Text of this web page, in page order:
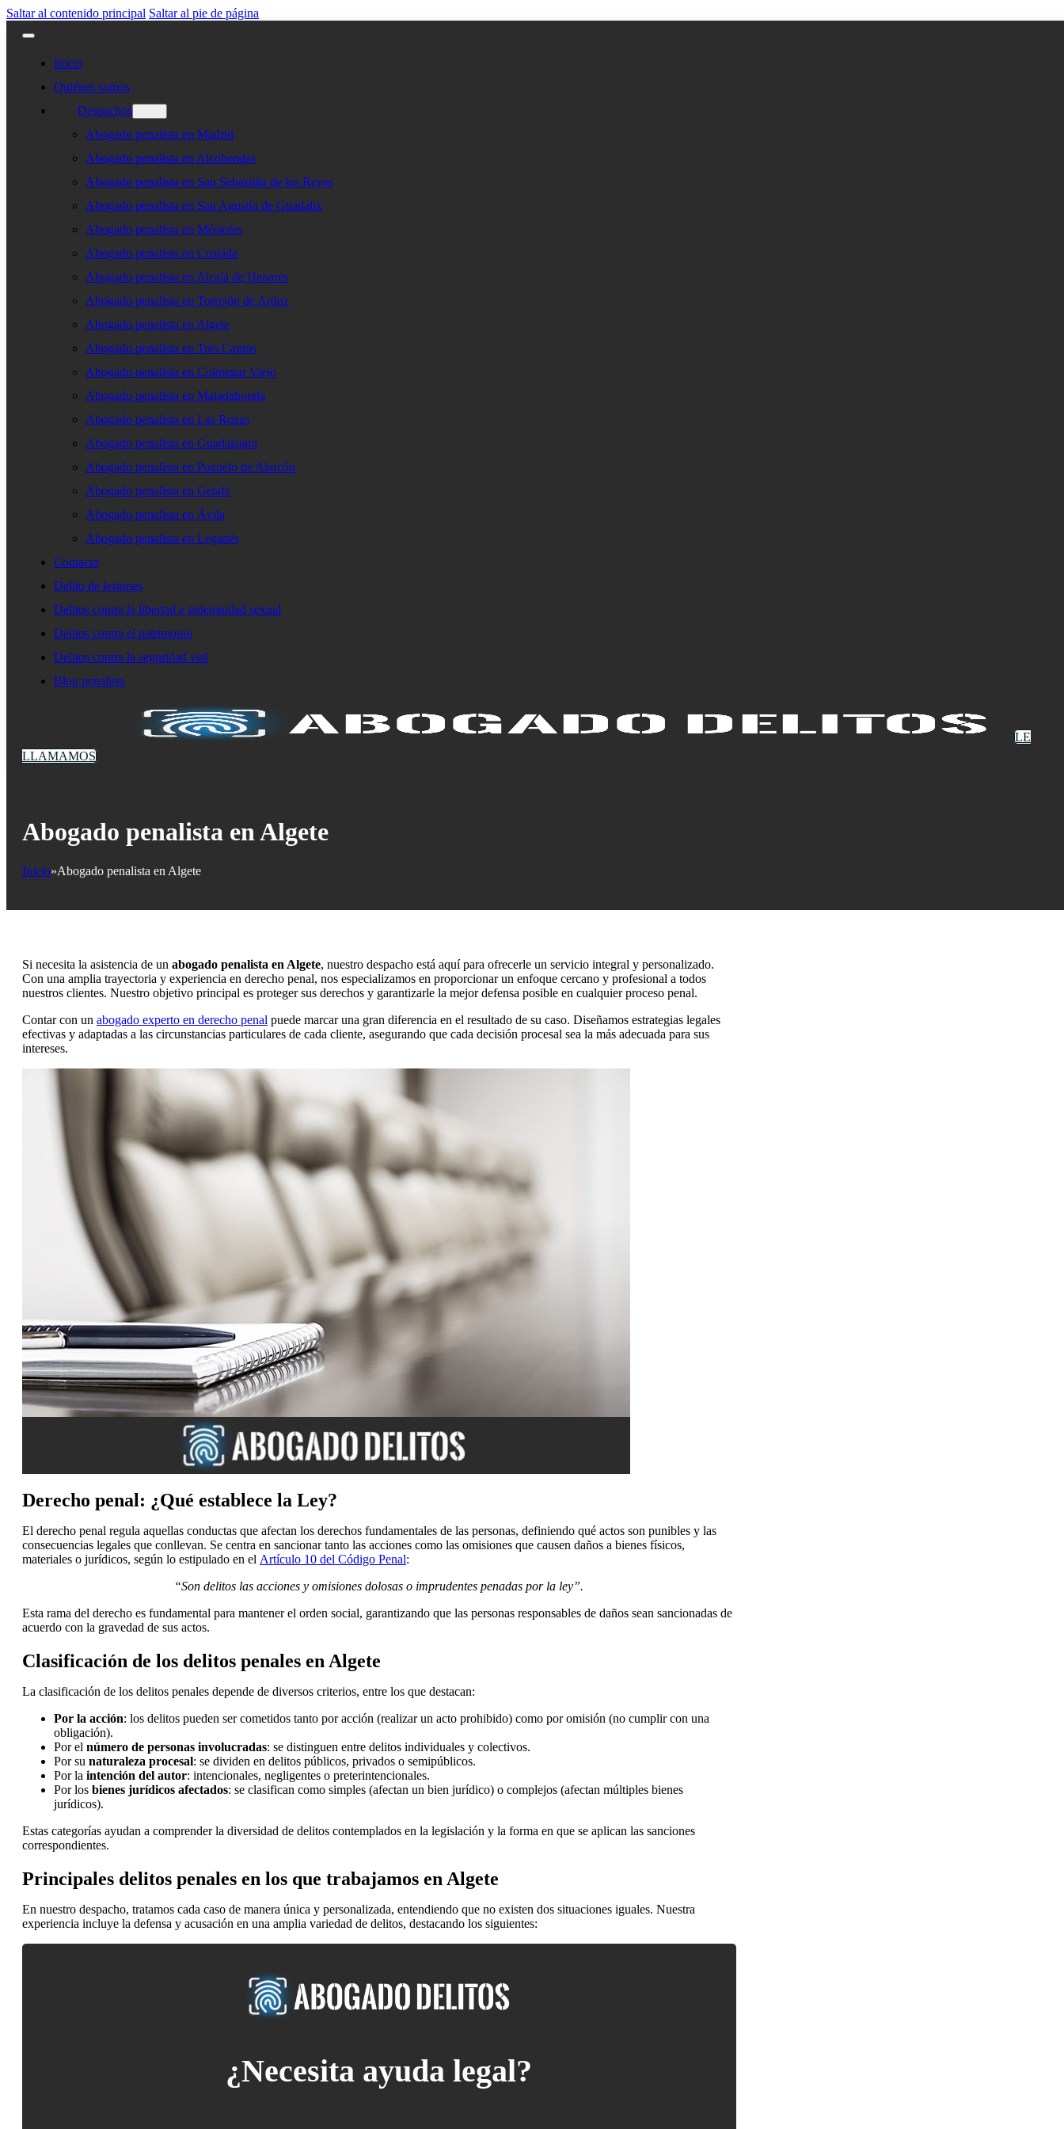
Saltar al contenido principal Saltar al pie de página
Inicio
Quiénes somos
Despachos
Abogado penalista en Madrid
Abogado penalista en Alcobendas
Abogado penalista en San Sebastián de los Reyes
Abogado penalista en San Agustín de Guadalix
Abogado penalista en Móstoles
Abogado penalista en Coslada
Abogado penalista en Alcalá de Henares
Abogado penalista en Torrejón de Ardoz
Abogado penalista en Algete
Abogado penalista en Tres Cantos
Abogado penalista en Colmenar Viejo
Abogado penalista en Majadahonda
Abogado penalista en Las Rozas
Abogado penalista en Guadalajara
Abogado penalista en Pozuelo de Alarcón
Abogado penalista en Getafe
Abogado penalista en Ávila
Abogado penalista en Leganés
Contacto
Delito de lesiones
Delitos contra la libertad e indemnidad sexual
Delitos contra el patrimonio
Delitos contra la seguridad vial
Blog penalista
LE
LLAMAMOS
Abogado penalista en Algete
Inicio Abogado penalista en Algete
Si necesita la asistencia de un abogado penalista en Algete, nuestro despacho está aquí para ofrecerle un servicio integral y personalizado.
Con una amplia trayectoria y experiencia en derecho penal, nos especializamos en proporcionar un enfoque cercano y profesional a todos
nuestros clientes. Nuestro objetivo principal es proteger sus derechos y garantizarle la mejor defensa posible en cualquier proceso penal.
Contar con un abogado experto en derecho penal puede marcar una gran diferencia en el resultado de su caso. Diseñamos estrategias legales
efectivas y adaptadas a las circunstancias particulares de cada cliente, asegurando que cada decisión procesal sea la más adecuada para sus
intereses.
Derecho penal: ¿Qué establece la Ley?
El derecho penal regula aquellas conductas que afectan los derechos fundamentales de las personas, definiendo qué actos son punibles y las
consecuencias legales que conllevan. Se centra en sancionar tanto las acciones como las omisiones que causen daños a bienes físicos,
materiales o jurídicos, según lo estipulado en el Artículo 10 del Código Penal:
“Son delitos las acciones y omisiones dolosas o imprudentes penadas por la ley”.
Esta rama del derecho es fundamental para mantener el orden social, garantizando que las personas responsables de daños sean sancionadas de
acuerdo con la gravedad de sus actos.
Clasificación de los delitos penales en Algete
La clasificación de los delitos penales depende de diversos criterios, entre los que destacan:
Por la acción: los delitos pueden ser cometidos tanto por acción (realizar un acto prohibido) como por omisión (no cumplir con una
obligación).
Por el número de personas involucradas: se distinguen entre delitos individuales y colectivos.
Por su naturaleza procesal: se dividen en delitos públicos, privados o semipúblicos.
Por la intención del autor: intencionales, negligentes o preterintencionales.
Por los bienes jurídicos afectados: se clasifican como simples (afectan un bien jurídico) o complejos (afectan múltiples bienes
jurídicos).
Estas categorías ayudan a comprender la diversidad de delitos contemplados en la legislación y la forma en que se aplican las sanciones
correspondientes.
Principales delitos penales en los que trabajamos en Algete
En nuestro despacho, tratamos cada caso de manera única y personalizada, entendiendo que no existen dos situaciones iguales. Nuestra
experiencia incluye la defensa y acusación en una amplia variedad de delitos, destacando los siguientes:
¿Necesita ayuda legal?